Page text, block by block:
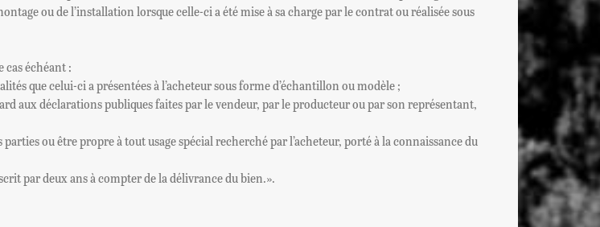
ou de l’installation lorsque celle-ci a été mise à sa charge par le contrat ou réalisée sous
cas échéant :
que celui-ci a présentées à l’acheteur sous forme d’échantillon ou modèle ;
aux déclarations publiques faites par le vendeur, par le producteur ou par son représentant,
ou être propre à tout usage spécial recherché par l’acheteur, porté à la connaissance du
par deux ans à compter de la délivrance du bien.».